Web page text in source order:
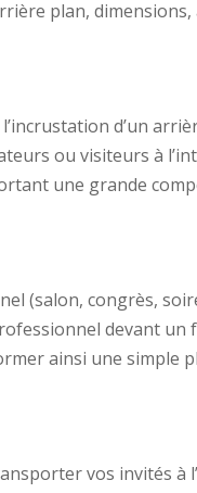
plan,
d’un
ou visiteurs à
une grande
(salon, congrès,
devant un
ainsi une simple
vos invités à